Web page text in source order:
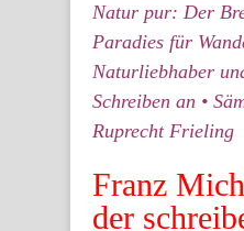
Natur pur: Der
Paradies für
Naturliebhaber
Schreiben an •
Ruprecht Frieling
Franz
der